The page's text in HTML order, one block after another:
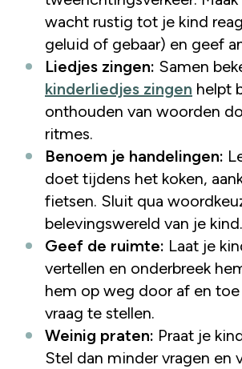
wacht rustig tot je kind
geluid of gebaar) en geef
Liedjes zingen: Samen
kinderliedjes zingen helpt
onthouden van woorden
ritmes.
Benoem je handelingen:
doet tijdens het koken,
fietsen. Sluit qua
belevingswereld van je kind.
Geef de ruimte: Laat je
vertellen en onderbreek
hem op weg door af en
vraag te stellen.
Weinig praten: Praat je
Stel dan minder vragen en